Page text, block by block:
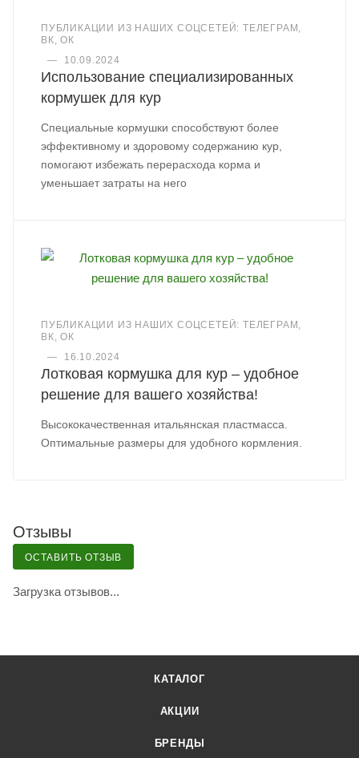
ПУБЛИКАЦИИ ИЗ НАШИХ СОЦСЕТЕЙ: ТЕЛЕГРАМ,
ВК, ОК
—
10.09.2024
Использование специализированных
кормушек для кур
Специальные кормушки способствуют более
эффективному и здоровому содержанию кур,
помогают избежать перерасхода корма и
уменьшает затраты на него
ПУБЛИКАЦИИ ИЗ НАШИХ СОЦСЕТЕЙ: ТЕЛЕГРАМ,
ВК, ОК
—
16.10.2024
Лотковая кормушка для кур – удобное
решение для вашего хозяйства!
Высококачественная итальянская пластмасса.
Оптимальные размеры для удобного кормления.
Отзывы
ОСТАВИТЬ ОТЗЫВ
Загрузка отзывов...
КАТАЛОГ
АКЦИИ
БРЕНДЫ